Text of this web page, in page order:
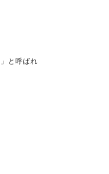
と呼ばれ